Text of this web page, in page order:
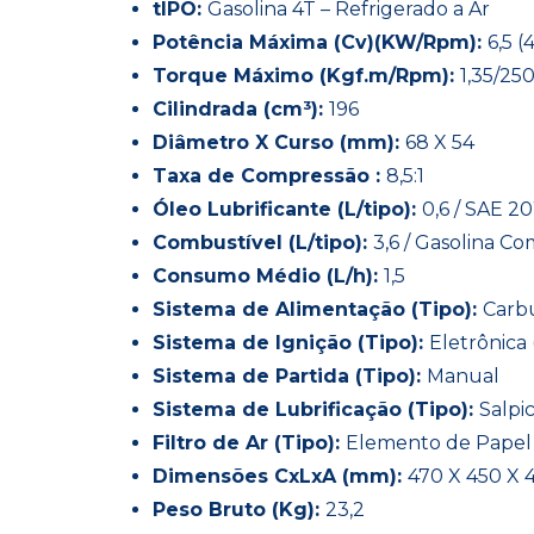
tIPO:Gasolina 4T – Refrigerado a Ar
Potência Máxima (Cv)(KW/Rpm):6,5
Torque Máximo (Kgf.m/Rpm):1,35/
Cilindrada (cm³):196
Diâmetro X Curso (mm):68 X 54
Taxa de Compressão :8,5:1
Óleo Lubrificante (L/tipo):0,6 / SAE
Combustível (L/tipo):3,6 / Gasolina
Consumo Médio (L/h):1,5
Sistema de Alimentação (Tipo):
Sistema de Ignição (Tipo): Eletrônica
Sistema de Partida (Tipo): Manual
Sistema de Lubrificação (Tipo):
Filtro de Ar (Tipo): Elemento de Papel
Dimensões CxLxA (mm):470 X 450 X
Peso Bruto (Kg):23,2